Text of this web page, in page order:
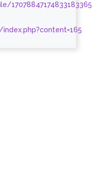
17078847174833183365